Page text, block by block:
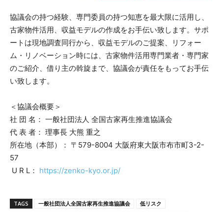
協議会の持つ経験、専門委員の持つ知恵を最大限に活用し、
古家物件活用、収益モデルの作成をお手伝い致します。サポ
ートは現地調査同行から、収益モデルのご提案、リフォー
ム・リノベーション時には、古家物件活用専門業者・専門家
のご紹介、借り主の斡旋まで、協議会が責任をもってお手伝
い致します。
＜協議会概要＞
社 団 名： 一般社団法人 全国古家再生推進協議会
代 表 者： 理事長 大熊 重之
所在地（本部）： 〒579-8004 大阪府東大阪市布市町3-2-
57
U R L： https://zenko-kyo.or.jp/
TAGS 一般社団法人全国古家再生推進協議会
低リスク